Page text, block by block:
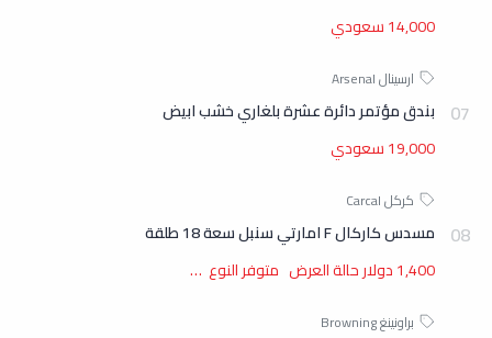
14,000 سعودي
بندق مؤتمر دائرة عشرة بلغاري خشب ابيض
19,000 سعودي
مسدس كاركال F امارتي سنبل سعة 18 طلقة
1,400 دولار حالة العرض متوفر النوع …